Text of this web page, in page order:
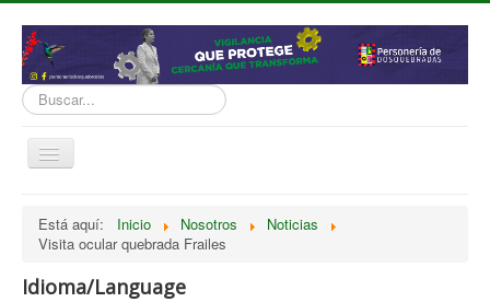
Buscar...
Cambiar
Normatividad
Nosotros
Está aquí: Inicio Nosotros
Noticias
Visita ocular quebrada Frailes
Idioma/Language